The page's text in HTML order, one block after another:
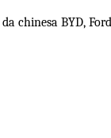
da chinesa BYD,